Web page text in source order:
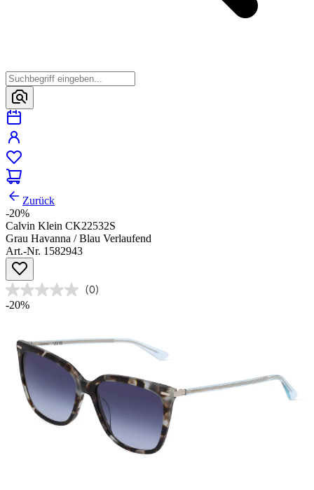
Zurück
-20%
Calvin Klein CK22532S
Grau Havanna / Blau Verlaufend
Art.-Nr. 1582943
(0)
-20%